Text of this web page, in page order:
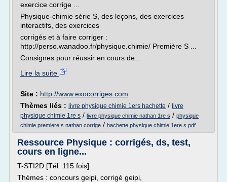
exercice corrige ...
Physique-chimie série S, des leçons, des exercices
interactifs, des exercices
corrigés et à faire corriger :
http://perso.wanadoo.fr/physique.chimie/ Première S ...
Consignes pour réussir en cours de...
Lire la suite
Site : http://www.exocorriges.com
Thèmes liés : livre physique chimie 1ers hachette / livre
physique chimie 1re s / livre physique chimie nathan 1re s / physique
chimie premiere s nathan corrige / hachette physique chimie 1ere s pdf
Ressource Physique : corrigés, ds, test,
cours en ligne...
T-STI2D [Tél. 115 fois]
Thèmes : concours geipi, corrigé geipi,